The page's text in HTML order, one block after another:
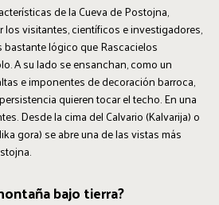
de la Cueva de Postojna,
visitantes, científicos e investigadores,
bastante lógico que Rascacielos
A su lado se ensanchan, como un
e imponentes de decoración barroca,
quieren tocar el techo. En una
Desde la cima del Calvario (Kalvarija) o
gora) se abre una de las vistas más
bajo tierra?